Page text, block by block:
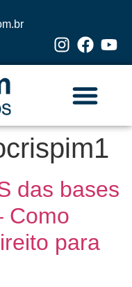
das bases
Como
para